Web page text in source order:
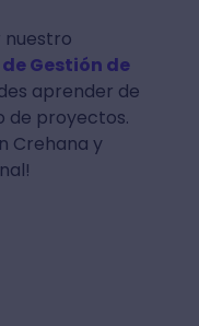
nuestro
Gestión de
aprender de
de proyectos.
Crehana y